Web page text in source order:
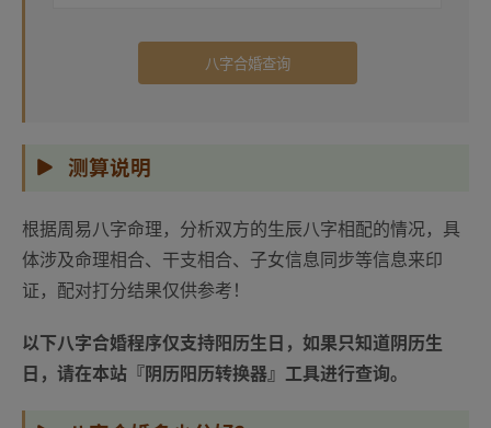
八字合婚查询
测算说明
根据周易八字命理，分析双方的生辰八字相配的情况，具
体涉及命理相合、干支相合、子女信息同步等信息来印
证，配对打分结果仅供参考！
以下八字合婚程序仅支持阳历生日，如果只知道阴历生
日，请在本站『阴历阳历转换器』工具进行查询。